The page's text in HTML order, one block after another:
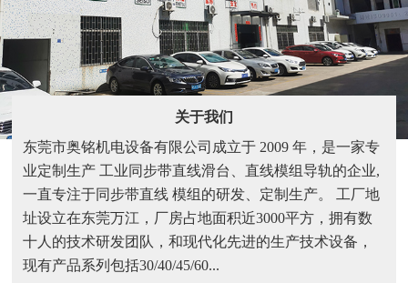
关于我们
东莞市奥铭机电设备有限公司成立于 2009 年，是一家专
业定制生产 工业同步带直线滑台、直线模组导轨的企业,
一直专注于同步带直线 模组的研发、定制生产。 工厂地
址设立在东莞万江，厂房占地面积近3000平方，拥有数
十人的技术研发团队，和现代化先进的生产技术设备，
现有产品系列包括30/40/45/60...